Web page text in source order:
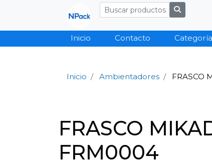
Inicio Contacto
Inicio Ambientadores FRASCO
FRASCO
FRM0004